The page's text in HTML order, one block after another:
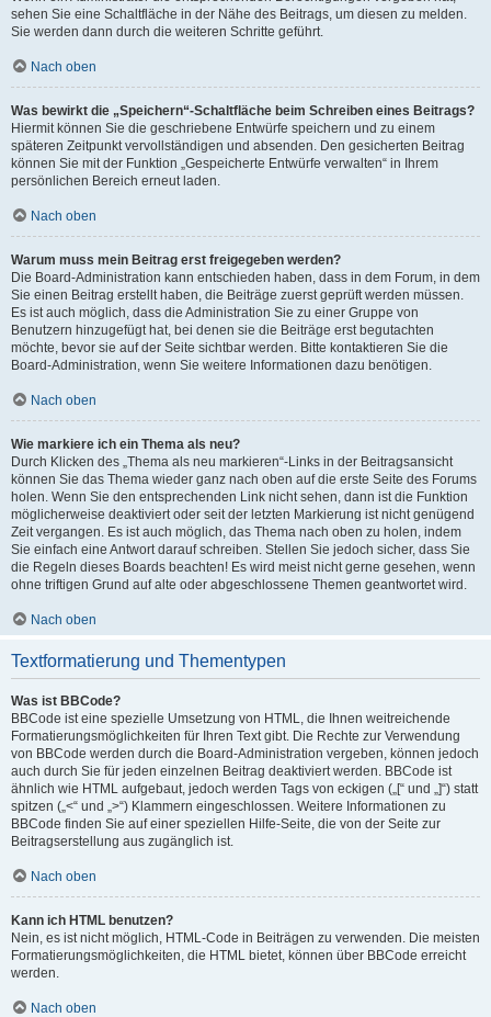
sehen Sie eine Schaltfläche in der Nähe des Beitrags, um diesen zu melden.
Sie werden dann durch die weiteren Schritte geführt.
Nach oben
Was bewirkt die „Speichern“-Schaltfläche beim Schreiben eines Beitrags?
Hiermit können Sie die geschriebene Entwürfe speichern und zu einem
späteren Zeitpunkt vervollständigen und absenden. Den gesicherten Beitrag
können Sie mit der Funktion „Gespeicherte Entwürfe verwalten“ in Ihrem
persönlichen Bereich erneut laden.
Nach oben
Warum muss mein Beitrag erst freigegeben werden?
Die Board-Administration kann entschieden haben, dass in dem Forum, in dem
Sie einen Beitrag erstellt haben, die Beiträge zuerst geprüft werden müssen.
Es ist auch möglich, dass die Administration Sie zu einer Gruppe von
Benutzern hinzugefügt hat, bei denen sie die Beiträge erst begutachten
möchte, bevor sie auf der Seite sichtbar werden. Bitte kontaktieren Sie die
Board-Administration, wenn Sie weitere Informationen dazu benötigen.
Nach oben
Wie markiere ich ein Thema als neu?
Durch Klicken des „Thema als neu markieren“-Links in der Beitragsansicht
können Sie das Thema wieder ganz nach oben auf die erste Seite des Forums
holen. Wenn Sie den entsprechenden Link nicht sehen, dann ist die Funktion
möglicherweise deaktiviert oder seit der letzten Markierung ist nicht genügend
Zeit vergangen. Es ist auch möglich, das Thema nach oben zu holen, indem
Sie einfach eine Antwort darauf schreiben. Stellen Sie jedoch sicher, dass Sie
die Regeln dieses Boards beachten! Es wird meist nicht gerne gesehen, wenn
ohne triftigen Grund auf alte oder abgeschlossene Themen geantwortet wird.
Nach oben
Textformatierung und Thementypen
Was ist BBCode?
BBCode ist eine spezielle Umsetzung von HTML, die Ihnen weitreichende
Formatierungsmöglichkeiten für Ihren Text gibt. Die Rechte zur Verwendung
von BBCode werden durch die Board-Administration vergeben, können jedoch
auch durch Sie für jeden einzelnen Beitrag deaktiviert werden. BBCode ist
ähnlich wie HTML aufgebaut, jedoch werden Tags von eckigen („[“ und „]“) statt
spitzen („<“ und „>“) Klammern eingeschlossen. Weitere Informationen zu
BBCode finden Sie auf einer speziellen Hilfe-Seite, die von der Seite zur
Beitragserstellung aus zugänglich ist.
Nach oben
Kann ich HTML benutzen?
Nein, es ist nicht möglich, HTML-Code in Beiträgen zu verwenden. Die meisten
Formatierungsmöglichkeiten, die HTML bietet, können über BBCode erreicht
werden.
Nach oben